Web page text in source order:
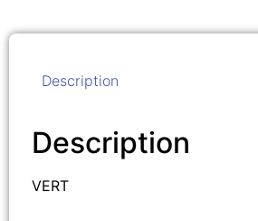
Description
Description
VERT